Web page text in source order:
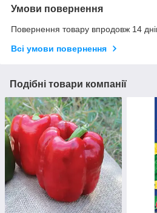
Умови повернення
Повернення товару впродовж 14
Всі умови повернення
Подібні товари компанії